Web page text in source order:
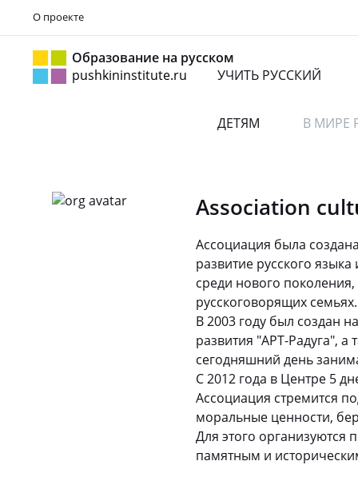
О проекте
Образование на русском
pushkininstitute.ru
УЧИТЬ РУССКИЙ
ДЕТЯМ В МИРЕ
Association
Ассоциация была
развитие русского
среди нового
русскоговорящих семьях.
В 2003 году был создан
развития "АРТ-Радуга", а
сегодняшний день
С 2012 года в Центре 5
Ассоциация стремится
моральные ценности,
Для этого организуются
памятным и